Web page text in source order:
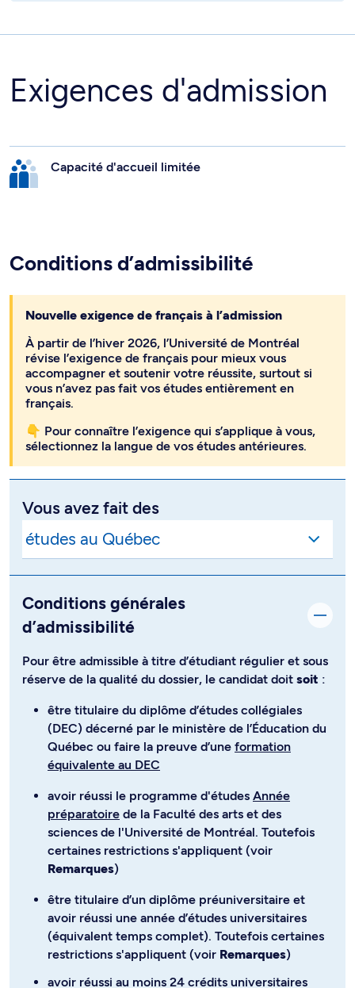
Exigences d'admission
Capacité d'accueil limitée
Conditions d’admissibilité
Nouvelle exigence de français à l’admission
À partir de l’hiver 2026, l’Université de Montréal
révise l’exigence de français pour mieux vous
accompagner et soutenir votre réussite, surtout si
vous n’avez pas fait vos études entièrement en
français.
👇 Pour connaître l’exigence qui s’applique à vous,
sélectionnez la langue de vos études antérieures.
Vous avez fait des
Conditions générales
d’admissibilité
Pour être admissible à titre d’étudiant régulier et sous
réserve de la qualité du dossier, le candidat doit soit :
être titulaire du diplôme d’études collégiales
(DEC) décerné par le ministère de l’Éducation du
Québec ou faire la preuve d’une formation
équivalente au DEC
avoir réussi le programme d'études Année
préparatoire de la Faculté des arts et des
sciences de l'Université de Montréal. Toutefois
certaines restrictions s'appliquent (voir
Remarques)
être titulaire d’un diplôme préuniversitaire et
avoir réussi une année d’études universitaires
(équivalent temps complet). Toutefois certaines
restrictions s'appliquent (voir Remarques)
avoir réussi au moins 24 crédits universitaires